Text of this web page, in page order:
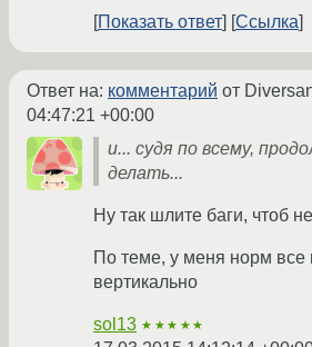
Показать ответ Ссылка
Ответ на: комментарий от
04:47:21 +00:00
и... судя по всему,
делать...
Ну так шлите баги, чтоб
По теме, у меня норм все
вертикально
sol13 ★★★★★